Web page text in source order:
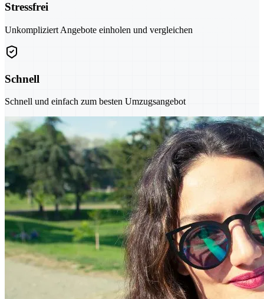
Stressfrei
Unkompliziert Angebote einholen und vergleichen
Schnell
Schnell und einfach zum besten Umzugsangebot